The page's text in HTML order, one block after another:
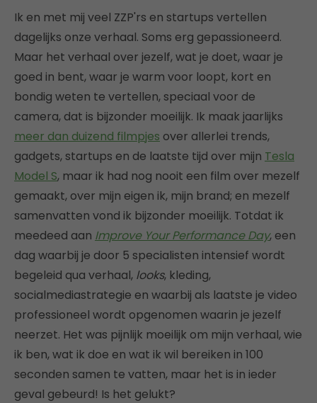
Ik en met mij veel ZZP'rs en startups vertellen
dagelijks onze verhaal. Soms erg gepassioneerd.
Maar het verhaal over jezelf, wat je doet, waar je
goed in bent, waar je warm voor loopt, kort en
bondig weten te vertellen, speciaal voor de
camera, dat is bijzonder moeilijk. Ik maak jaarlijks
meer dan duizend filmpjes over allerlei trends,
gadgets, startups en de laatste tijd over mijn Tesla
Model S, maar ik had nog nooit een film over mezelf
gemaakt, over mijn eigen ik, mijn brand; en mezelf
samenvatten vond ik bijzonder moeilijk. Totdat ik
meedeed aan Improve Your Performance Day, een
dag waarbij je door 5 specialisten intensief wordt
begeleid qua verhaal, looks, kleding,
socialmediastrategie en waarbij als laatste je video
professioneel wordt opgenomen waarin je jezelf
neerzet. Het was pijnlijk moeilijk om mijn verhaal, wie
ik ben, wat ik doe en wat ik wil bereiken in 100
seconden samen te vatten, maar het is in ieder
geval gebeurd! Is het gelukt?